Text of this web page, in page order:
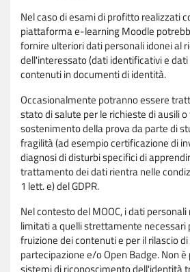
Nel caso di esami di profitto realizzati
piattaforma e-learning Moodle
fornire ulteriori dati personali idonei al
dell'interessato (dati identificativi e
contenuti in documenti di identità.
Occasionalmente potranno essere
stato di salute per le richieste di ausili
sostenimento della prova da parte di
fragilità (ad esempio certificazione di
diagnosi di disturbi specifici di
trattamento dei dati rientra nelle
1 lett. e) del GDPR.
Nel contesto del MOOC, i dati
limitati a quelli strettamente necessari
fruizione dei contenuti e per il rilascio
partecipazione e/o Open Badge. Non
sistemi di riconoscimento dell'identità